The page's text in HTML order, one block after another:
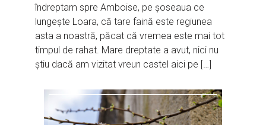
îndreptam spre Amboise, pe șoseaua ce
lungește Loara, că tare faină este regiunea
asta a noastră, păcat că vremea este mai tot
timpul de rahat. Mare dreptate a avut, nici nu
știu dacă am vizitat vreun castel aici pe […]